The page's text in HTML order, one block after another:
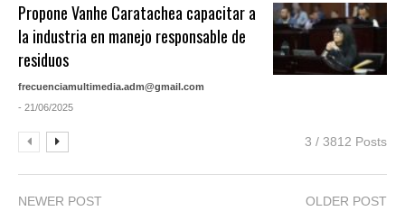
Propone Vanhe Caratachea capacitar a
la industria en manejo responsable de
residuos
frecuenciamultimedia.adm@gmail.com
- 21/06/2025
3 / 3812 Posts
NEWER POST OLDER POST